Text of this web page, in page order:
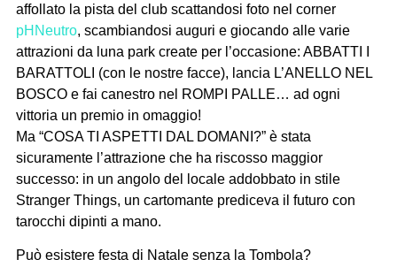
affollato la pista del club scattandosi foto nel corner
pHNeutro, scambiandosi auguri e giocando alle varie
attrazioni da luna park create per l’occasione: ABBATTI I
BARATTOLI (con le nostre facce), lancia L’ANELLO NEL
BOSCO e fai canestro nel ROMPI PALLE… ad ogni
vittoria un premio in omaggio!
Ma “COSA TI ASPETTI DAL DOMANI?” è stata
sicuramente l’attrazione che ha riscosso maggior
successo: in un angolo del locale addobbato in stile
Stranger Things, un cartomante prediceva il futuro con
tarocchi dipinti a mano.
Può esistere festa di Natale senza la Tombola?